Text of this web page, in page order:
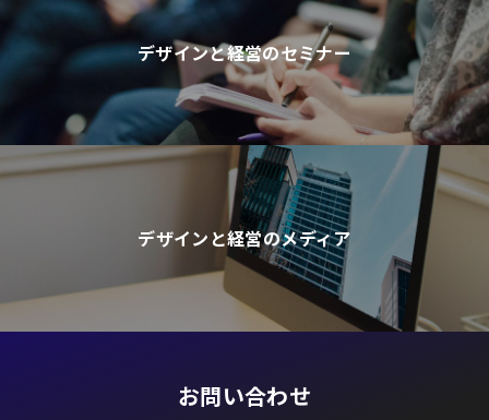
デザインと経営のセミナー
デザインと経営のメディア
お問い合わせ